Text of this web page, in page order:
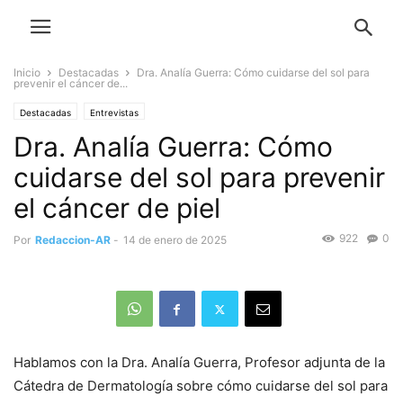
Inicio Destacadas
Dra. Analía Guerra: Cómo cuidarse del sol para
prevenir el cáncer de...
Destacadas Entrevistas
Dra. Analía Guerra: Cómo
cuidarse del sol para prevenir
el cáncer de piel
Por Redaccion-AR - 14 de enero de 2025 0
922
Hablamos con la Dra. Analía Guerra, Profesor adjunta de la
Cátedra de Dermatología sobre cómo cuidarse del sol para